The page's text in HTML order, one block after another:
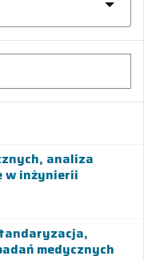
analiza
w inżynierii
medycznych